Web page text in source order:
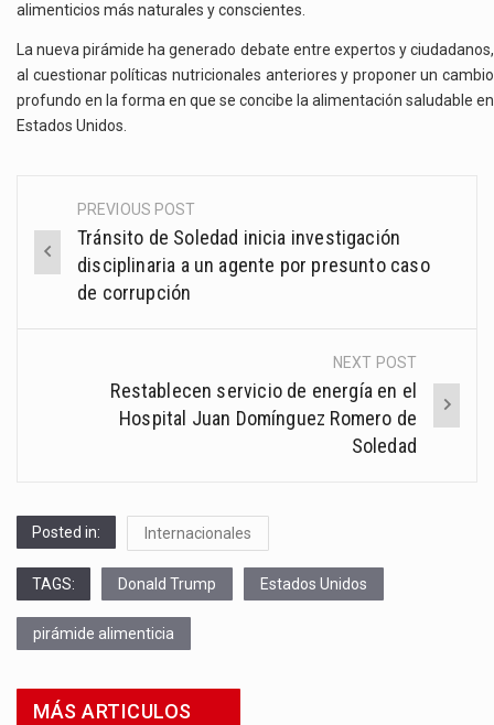
alimenticios más naturales y conscientes.
La nueva pirámide ha generado debate entre expertos y ciudadanos,
al cuestionar políticas nutricionales anteriores y proponer un cambio
profundo en la forma en que se concibe la alimentación saludable en
Estados Unidos.
Post
navigation
PREVIOUS POST
Tránsito de Soledad inicia investigación
disciplinaria a un agente por presunto caso
de corrupción
NEXT POST
Restablecen servicio de energía en el
Hospital Juan Domínguez Romero de
Soledad
Posted in: Internacionales
TAGS: Donald Trump Estados Unidos
pirámide alimenticia
MÁS ARTICULOS